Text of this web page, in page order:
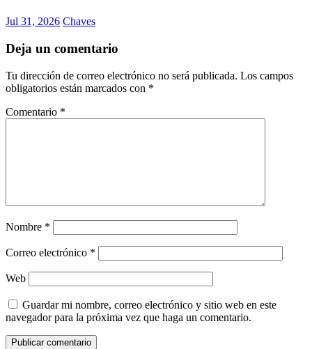
Jul 31, 2026 Chaves
Deja un comentario
Tu dirección de correo electrónico no será publicada. Los campos
obligatorios están marcados con *
Comentario *
Nombre *
Correo electrónico *
Web
Guardar mi nombre, correo electrónico y sitio web en este
navegador para la próxima vez que haga un comentario.